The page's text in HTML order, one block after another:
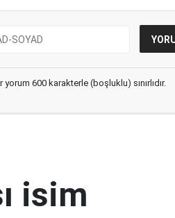
600 karakterle (boşluklu) sınırlıdır.
isim